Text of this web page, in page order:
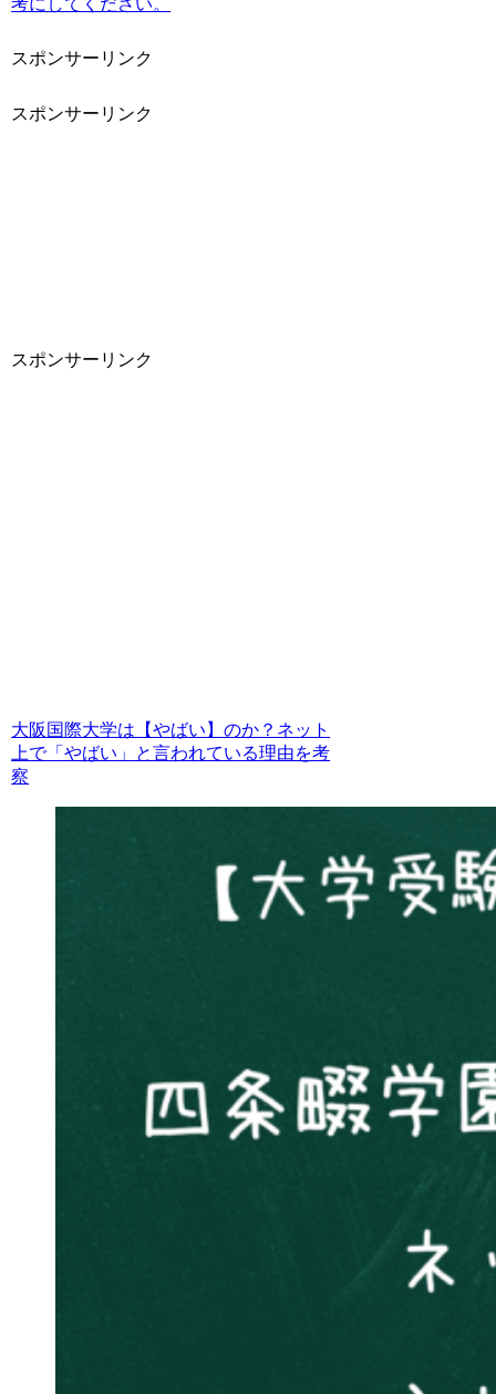
スポンサーリンク
スポンサーリンク
スポンサーリンク
大阪国際大学は【やばい】のか？ネット
上で「やばい」と言われている理由を考
察